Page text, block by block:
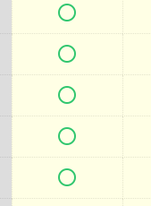




